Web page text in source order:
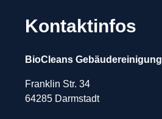
Kontaktinfos
BioCleans Gebäudereinigung
Franklin Str. 34
64285 Darmstadt